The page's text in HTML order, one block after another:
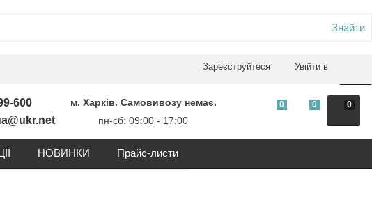
Знайти
Зареєструйтеся Увійти в
600
м. Харків. Самовивозу немає.
пн-сб: 09:00 - 17:00
0
0 0
НОВИНКИ Прайс-листи